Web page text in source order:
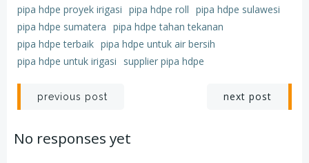
pipa hdpe proyek irigasi pipa hdpe roll pipa hdpe sulawesi
pipa hdpe sumatera pipa hdpe tahan tekanan
pipa hdpe terbaik pipa hdpe untuk air bersih
pipa hdpe untuk irigasi
supplier pipa hdpe
Post
navigation
previous post next post
No responses yet